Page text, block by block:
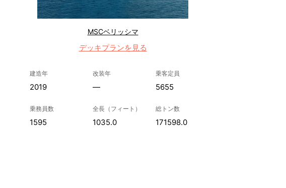
MSCベリッシマ
デッキプランを見る
建造年
2019
改装年
—
乗客定員
5655
乗務員数
1595
全長（フィート）
1035.0
総トン数
171598.0